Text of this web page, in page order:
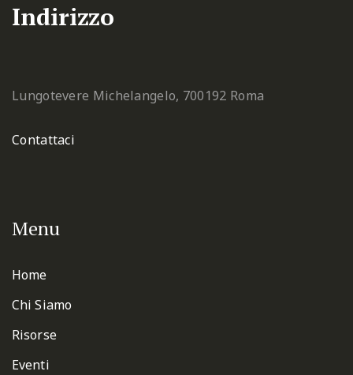
Indirizzo
Lungotevere Michelangelo, 700192 Roma
Contattaci
Menu
Home
Chi Siamo
Risorse
Eventi